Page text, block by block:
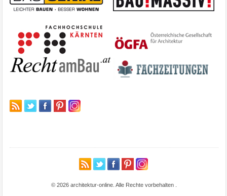
© 2026 architektur-online. Alle Rechte vorbehalten .